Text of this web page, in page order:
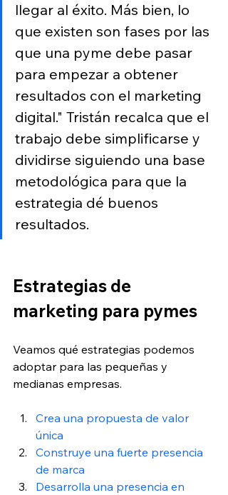
llegar al éxito. Más bien, lo
que existen son fases por las
que una pyme debe pasar
para empezar a obtener
resultados con el marketing
digital." Tristán recalca que el
trabajo debe simplificarse y
dividirse siguiendo una base
metodológica para que la
estrategia dé buenos
resultados.
Estrategias de
marketing para pymes
Veamos qué estrategias podemos
adoptar para las pequeñas y
medianas empresas.
Crea una propuesta de valor
única
Construye una fuerte presencia
de marca
Desarrolla una presencia en